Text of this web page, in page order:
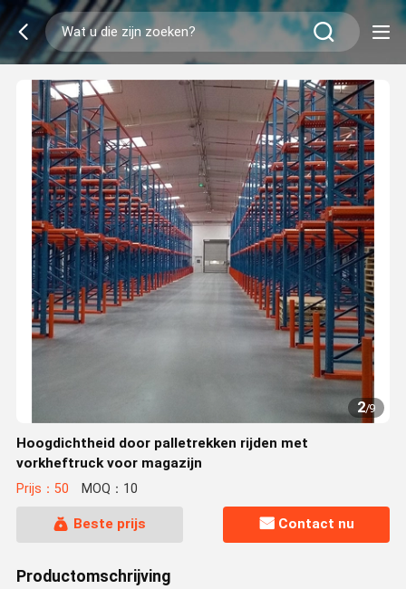
2/9
Hoogdichtheid door palletrekken rijden met
vorkheftruck voor magazijn
Prijs：50 MOQ：10
Beste prijs Contact nu
Productomschrijving